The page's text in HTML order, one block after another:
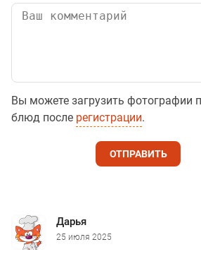
Вы можете загрузить фотографии
блюд после регистрации.
ОТПРАВИТЬ
Дарья
25 июля 2025